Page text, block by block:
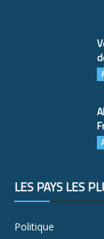
LES PAYS LES
Politique